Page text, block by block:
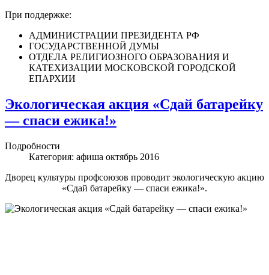
При поддержке:
АДМИНИСТРАЦИИ ПРЕЗИДЕНТА РФ
ГОСУДАРСТВЕННОЙ ДУМЫ
ОТДЕЛА РЕЛИГИОЗНОГО ОБРАЗОВАНИЯ И
КАТЕХИЗАЦИИ МОСКОВСКОЙ ГОРОДСКОЙ
ЕПАРХИИ
Экологическая акция «Сдай батарейку
— спаси ежика!»
Подробности
Категория: афиша октябрь 2016
Дворец культуры профсоюзов проводит экологическую акцию
«Сдай батарейку — спаси ежика!».